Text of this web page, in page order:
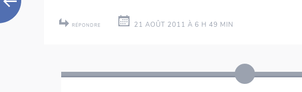
RÉPONDRE 21 AOÛT 2011 À 6 H 49 MIN